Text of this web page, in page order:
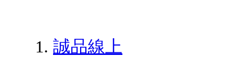
誠品線上